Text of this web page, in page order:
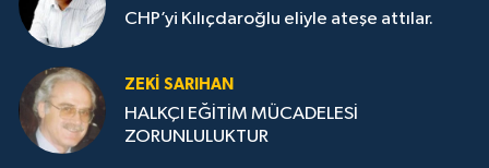
CHP’yi Kılıçdaroğlu eliyle ateşe attılar.
ZEKI SARIHAN
HALKÇI EĞİTİM MÜCADELESİ
ZORUNLULUKTUR